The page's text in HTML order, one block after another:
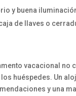
y buena
de llaves o
vacacional
huéspedes. Un
y una